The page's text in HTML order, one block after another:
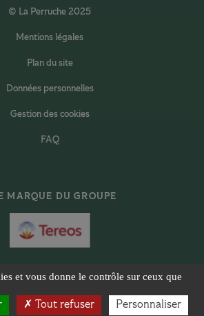
© La Perruche 2025
Mentions légales
Plan du site
Données personnelles
Gestion des cookies
FAQ
MARQUE DU GROUPE
et vous donne le contrôle sur ceux que
Tout refuser Personnaliser